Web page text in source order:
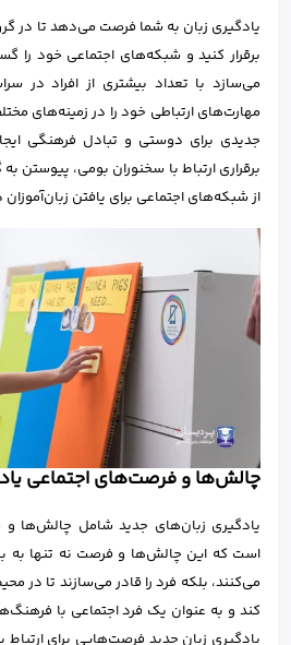
یادگیری زبان به شما فرصت می‌دهد تا در
برقرار کنید و شبکه‌های اجتماعی خود را
می‌سازد با تعداد بیشتری از افراد در
مهارت‌های ارتباطی خود را در زمینه‌های
جدیدی برای دوستی و تبادل فرهنگی
برقراری ارتباط با سخنوران بومی، پیوستن
از شبکه‌های اجتماعی برای یافتن
چالش‌ها و فرصت‌های اجتماعی
یادگیری زبان‌های جدید شامل چالش‌ها
است که این چالش‌ها و فرصت نه تنها به
می‌کنند، بلکه فرد را قادر می‌سازند تا در
کند و به عنوان یک فرد اجتماعی با
یادگیری زبان جدید فرصت‌هایی برای